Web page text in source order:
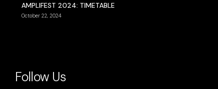
AMPLIFEST 2024: TIMETABLE
October 22, 2024
Follow Us